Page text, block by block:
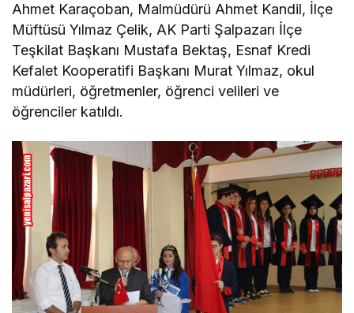
Ahmet Karaçoban, Malmüdürü Ahmet Kandil, İlçe
Müftüsü Yılmaz Çelik, AK Parti Şalpazarı İlçe
Teşkilat Başkanı Mustafa Bektaş, Esnaf Kredi
Kefalet Kooperatifi Başkanı Murat Yılmaz, okul
müdürleri, öğretmenler, öğrenci velileri ve
öğrenciler katıldı.